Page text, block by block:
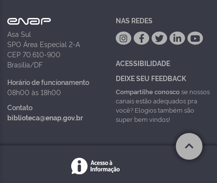
Asa Sul
SPO Área Especial 2-A
CEP 70.610-900
Brasília/DF
Horário de funcionamento
08h00 às 18h00
Contato
biblioteca@enap.gov.br
NAS REDES
ACESSIBILIDADE
DEIXE SEU FEEDBACK
Compartilhe conoscose nossos
canais estão adequados pra
você? Elogios também são
super bem vindos!